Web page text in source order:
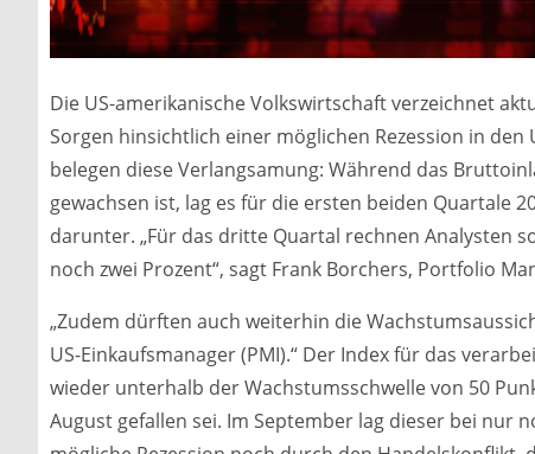
Die US-amerikanische Volkswirtschaft verzeichnet
Sorgen hinsichtlich einer möglichen Rezession in
belegen diese Verlangsamung: Während das
gewachsen ist, lag es für die ersten beiden Quartale
darunter. „Für das dritte Quartal rechnen Analysten
noch zwei Prozent“, sagt Frank Borchers, Portfolio
„Zudem dürften auch weiterhin die
US-Einkaufsmanager (PMI).“ Der Index für das
wieder unterhalb der Wachstumsschwelle von 50
August gefallen sei. Im September lag dieser bei nur